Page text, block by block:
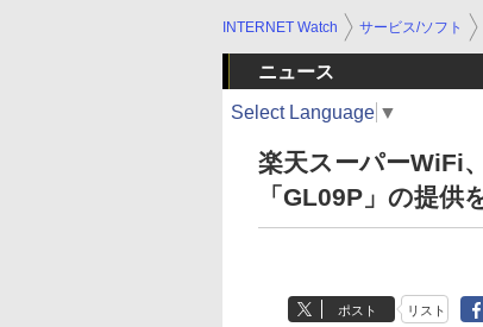
INTERNET Watch サービス/ソフト
ニュース
Select Language ▼
楽天スーパーWiFi
「GL09P」の提供
ポスト リスト